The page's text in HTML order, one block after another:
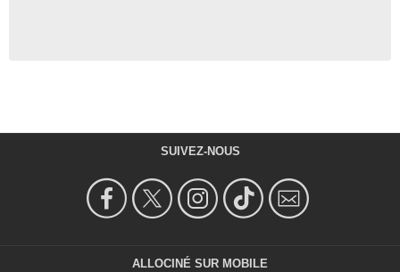
SUIVEZ-NOUS
ALLOCINÉ SUR MOBILE